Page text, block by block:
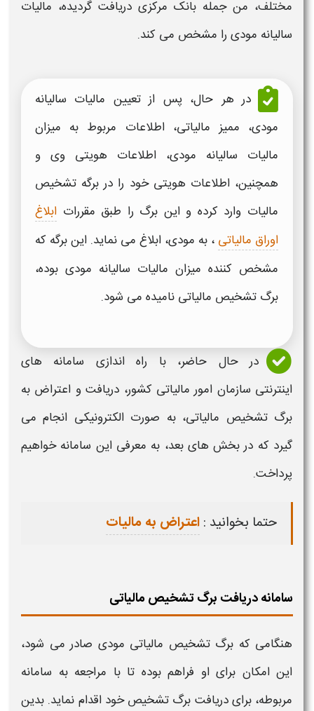
مختلف، من جمله بانک مرکزی دریافت گردیده، مالیات
سالیانه مودی را مشخص می کند.
در هر حال، پس از تعیین مالیات سالیانه
مودی، ممیز مالیاتی، اطلاعات مربوط به میزان
مالیات سالیانه مودی، اطلاعات هویتی وی و
همچنین، اطلاعات هویتی خود را در برگه تشخیص
مالیات وارد کرده و این برگ را طبق مقررات ابلاغ
اوراق مالیاتی ، به مودی، ابلاغ می نماید. این برگه که
مشخص کننده میزان مالیات سالیانه مودی بوده،
برگ تشخیص مالیاتی نامیده می شود.
در حال حاضر، با راه اندازی سامانه های
اینترنتی سازمان امور مالیاتی کشور، دریافت و اعتراض به
برگ تشخیص مالیاتی، به صورتالکترونیکی انجام می
گیرد که در بخش های بعد، به معرفی این سامانهخواهیم
پرداخت.
حتما بخوانید :اعتراض به مالیات
سامانه دریافت برگ تشخیص مالیاتی
هنگامی که برگ تشخیص مالیاتی مودی صادر می شود،
این امکان برای او فراهم بوده تا با مراجعه به سامانه
مربوطه، برایدریافت برگ تشخیصخود اقدام نماید. بدین